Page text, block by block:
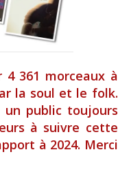
361 morceaux à
la soul et le folk.
public toujours
à suivre cette
à 2024. Merci